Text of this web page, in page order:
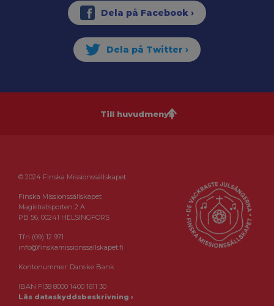
Till huvudmenyn
© 2024 Finska Missionssällskapet
Finska Missionssällskapet
Magistratsporten 2 A
PB 56, 00241 HELSINGFORS
Tfn (09) 12 971
info@finskamissionssallskapet.fi
Kontonummer: Danske Bank
IBAN FI38 8000 1400 1611 30
Läs dataskyddsbeskrivning ›